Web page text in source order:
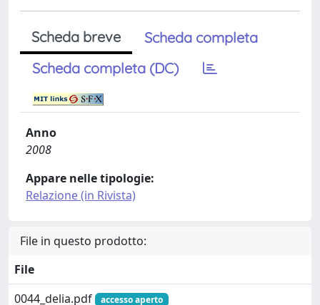
Scheda breve
Scheda completa
Scheda completa (DC)
Anno
2008
Appare nelle tipologie:
Relazione (in Rivista)
File in questo prodotto:
File
0044_delia.pdf
accesso aperto